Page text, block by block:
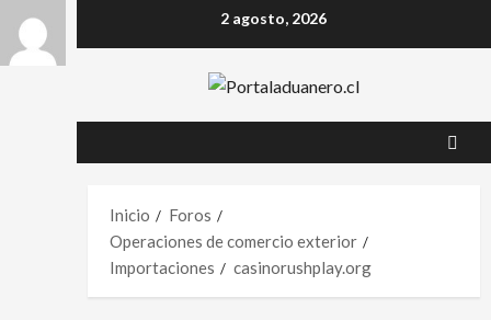
2 agosto, 2026
Inicio
Foros
Operaciones de comercio exterior
Importaciones
casinorushplay.org